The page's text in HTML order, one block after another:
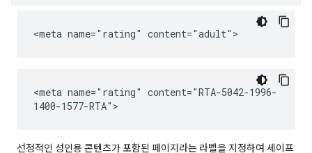
<meta name="rating" content="adult">
<meta name="rating" content="RTA-5042-1996-
1400-1577-RTA">
선정적인 성인용 콘텐츠가 포함된 페이지라는 라벨을 지정하여 세이프